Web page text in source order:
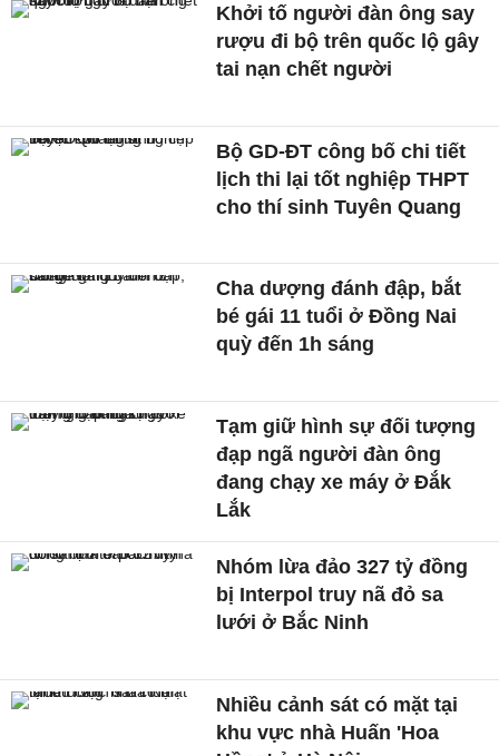
Khởi tố người đàn ông say
rượu đi bộ trên quốc lộ gây
tai nạn chết người
Bộ GD-ĐT công bố chi tiết
lịch thi lại tốt nghiệp THPT
cho thí sinh Tuyên Quang
Cha dượng đánh đập, bắt
bé gái 11 tuổi ở Đồng Nai
quỳ đến 1h sáng
Tạm giữ hình sự đối tượng
đạp ngã người đàn ông
đang chạy xe máy ở Đắk
Lắk
Nhóm lừa đảo 327 tỷ đồng
bị Interpol truy nã đỏ sa
lưới ở Bắc Ninh
Nhiều cảnh sát có mặt tại
khu vực nhà Huấn 'Hoa